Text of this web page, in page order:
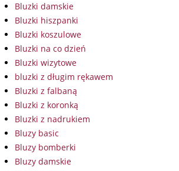
Bluzki damskie
Bluzki hiszpanki
Bluzki koszulowe
Bluzki na co dzień
Bluzki wizytowe
bluzki z długim rękawem
Bluzki z falbaną
Bluzki z koronką
Bluzki z nadrukiem
Bluzy basic
Bluzy bomberki
Bluzy damskie